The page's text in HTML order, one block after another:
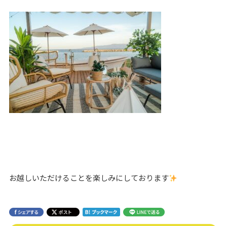
お越しいただけることを楽しみにしております